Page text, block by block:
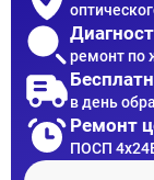
ремонт по
в день
Ремонт
ПОСП